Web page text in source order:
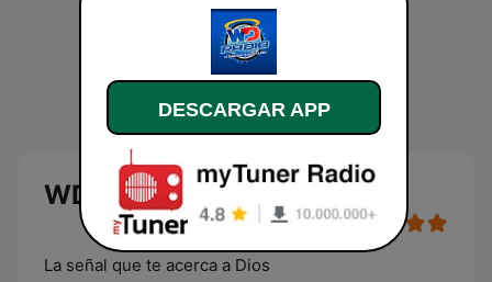
WD Radio en vivo
La señal que te acerca a Dios
DESCARGAR APP